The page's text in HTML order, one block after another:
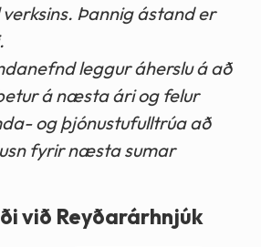
Þannig ástand er
leggur áherslu á að
á næsta ári og felur
og þjónustufulltrúa að
fyrir næsta sumar
við Reyðarárhnjúk